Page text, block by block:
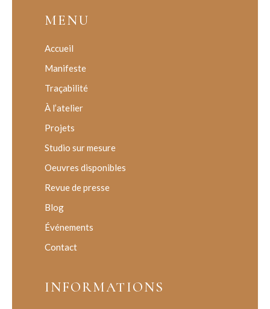
MENU
Accueil
Manifeste
Traçabilité
À l’atelier
Projets
Studio sur mesure
Oeuvres disponibles
Revue de presse
Blog
Événements
Contact
INFORMATIONS